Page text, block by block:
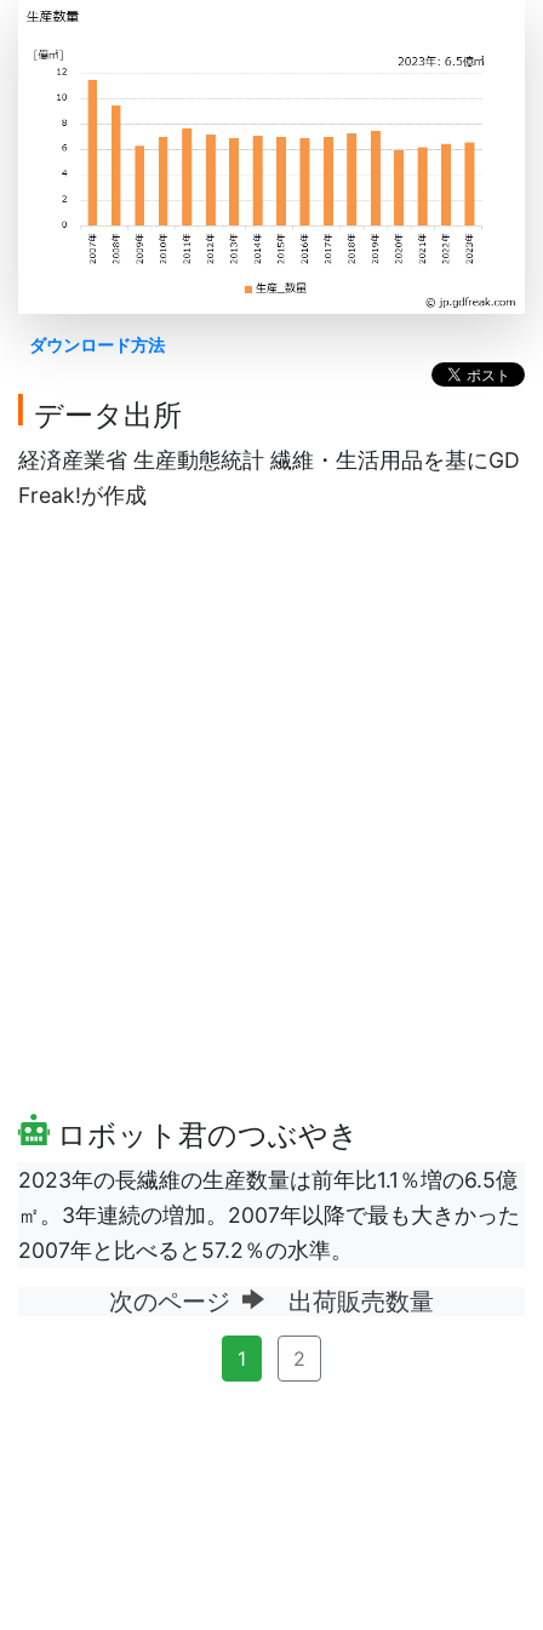
ダウンロード方法
データ出所
経済産業省 生産動態統計 繊維・生活用品を基にGD
Freak!が作成
ロボット君のつぶやき
2023年の長繊維の生産数量は前年比1.1％増の6.5億
㎡。3年連続の増加。2007年以降で最も大きかった
2007年と比べると57.2％の水準。
次のページ 出荷販売数量
1 2